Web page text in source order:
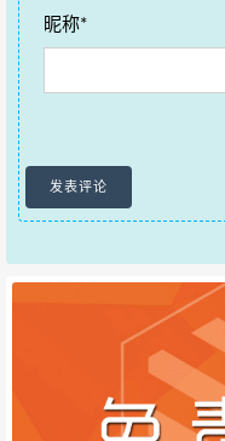
昵称*